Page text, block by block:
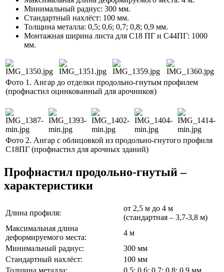
Минимальный радиус: 300 мм.
Стандартный нахлёст: 100 мм.
Толщина металла: 0,5; 0,6; 0,7; 0,8; 0,9 мм.
Монтажная ширина листа для С18 ПГ и С44ПГ: 1000
мм.
Фото 1. Ангар до отделки продольно-гнутым профилем
(профнастил оцинкованный для арочников)
Фото 2. Ангар с облицовкой из продольно-гнутого профиля
С18ПГ (профнастил для арочных зданий)
Профнастил продольно-гнутый –
характеристики
Длина профиля:
от 2,5 м до 4 м
(стандартная – 3,7-3,8 м)
Максимальная длина
деформируемого места:
4 м
Минимальный радиус:
300 мм
Стандартный нахлёст:
100 мм
Толщина металла:
0,5; 0,6; 0,7; 0,8; 0,9 мм